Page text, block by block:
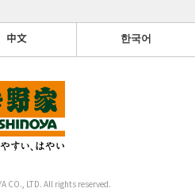
中文 한국어
CO., LTD. All rights reserved.